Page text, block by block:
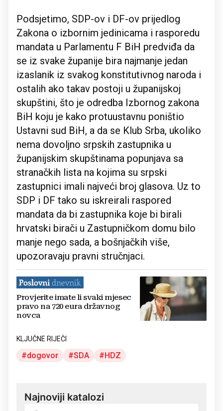
Podsjetimo, SDP-ov i DF-ov prijedlog
Zakona o izbornim jedinicama i rasporedu
mandata u Parlamentu F BiH predviđa da
se iz svake županije bira najmanje jedan
izaslanik iz svakog konstitutivnog naroda i
ostalih ako takav postoji u županijskoj
skupštini, što je odredba Izbornog zakona
BiH koju je kako protuustavnu poništio
Ustavni sud BiH, a da se Klub Srba, ukoliko
nema dovoljno srpskih zastupnika u
županijskim skupštinama popunjava sa
stranačkih lista na kojima su srpski
zastupnici imali najveći broj glasova. Uz to
SDP i DF tako su iskreirali raspored
mandata da bi zastupnika koje bi birali
hrvatski birači u Zastupničkom domu bilo
manje nego sada, a bošnjačkih više,
upozoravaju pravni stručnjaci.
Provjerite imate li svaki mjesec
pravo na 720 eura državnog
novca
KLJUČNE RIJEČI
dogovor SDA HDZ